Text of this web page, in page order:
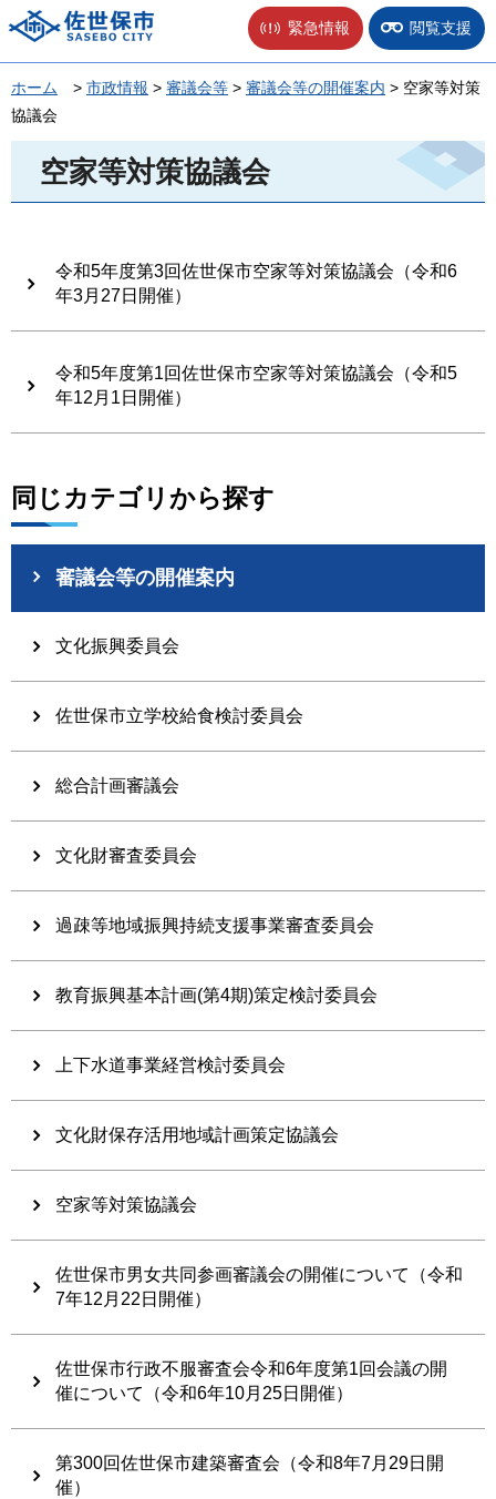
佐世保市 緊急情報 閲覧支援
ホーム > 市政情報 > 審議会等 > 審議会等の開催案内 > 空家等対策
協議会
空家等対策協議会
令和5年度第3回佐世保市空家等対策協議会（令和6
年3月27日開催）
令和5年度第1回佐世保市空家等対策協議会（令和5
年12月1日開催）
同じカテゴリから探す
審議会等の開催案内
文化振興委員会
佐世保市立学校給食検討委員会
総合計画審議会
文化財審査委員会
過疎等地域振興持続支援事業審査委員会
教育振興基本計画(第4期)策定検討委員会
上下水道事業経営検討委員会
文化財保存活用地域計画策定協議会
空家等対策協議会
佐世保市男女共同参画審議会の開催について（令和
7年12月22日開催）
佐世保市行政不服審査会令和6年度第1回会議の開
催について（令和6年10月25日開催）
第300回佐世保市建築審査会（令和8年7月29日開
催）